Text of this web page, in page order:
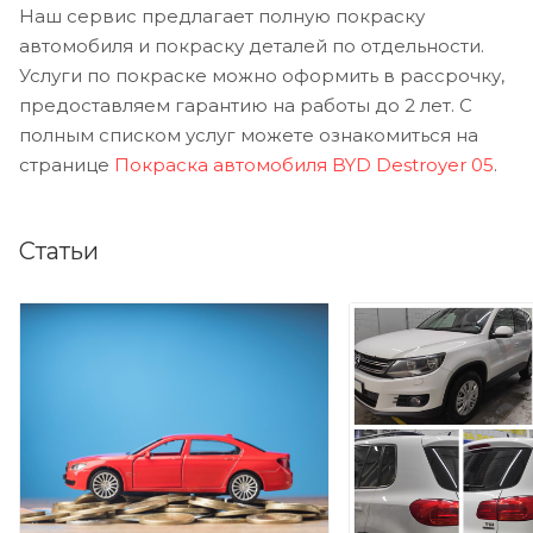
Наш сервис предлагает полную покраску
автомобиля и покраску деталей по отдельности.
Услуги по покраске можно оформить в рассрочку,
предоставляем гарантию на работы до 2 лет. С
полным списком услуг можете ознакомиться на
странице Покраска автомобиля BYD Destroyer 05.
Статьи